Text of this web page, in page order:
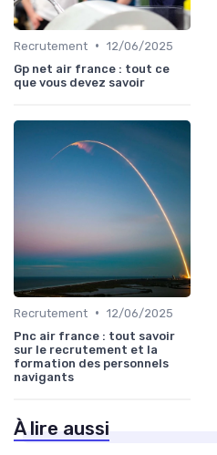
Recrutement • 12/06/2025
Gp net air france : tout ce
que vous devez savoir
Recrutement • 12/06/2025
Pnc air france : tout savoir
sur le recrutement et la
formation des personnels
navigants
À lire aussi